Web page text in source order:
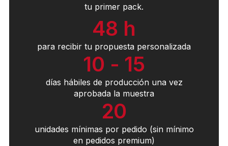
tu primer pack.
48 h
para recibir tu propuesta personalizada
10 - 15
días hábiles de producción una vez
aprobada la muestra
20
unidades mínimas por pedido (sin mínimo
en pedidos premium)